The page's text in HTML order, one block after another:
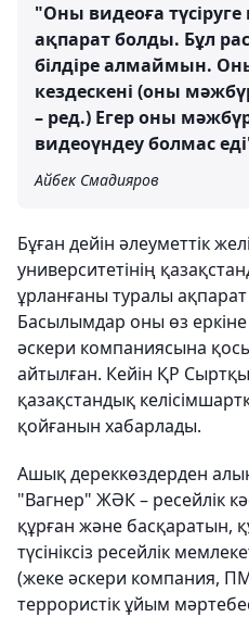
"Оны видеоға
ақпарат болды. Бұл
білдіре алмаймын.
кездескені (оны
– ред.) Егер оны
видеоүндеу болмас
Айбек Смадияров
Бұған дейін әлеуметтік
университетінің
ұрланғаны туралы
Басылымдар оны өз
әскери компаниясына
айтылған. Кейін ҚР Сыртқы
қазақстандық
қойғанын хабарлады.
Ашық дереккөздерден
"Вагнер" ЖӘК – ресейлік
құрған және басқаратын,
түсініксіз ресейлік
(жеке әскери компания,
террористік ұйым